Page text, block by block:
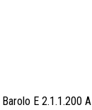
E 2.1.1.200 A